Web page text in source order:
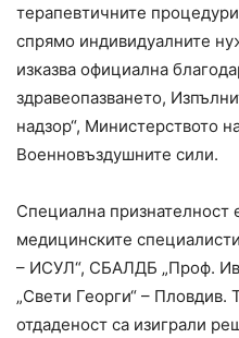
терапевтичните
спрямо индивидуалните
изказва официална
здравеопазването,
надзор“, Министерството
Военновъздушните сили.
Специална признателност
медицинските
– ИСУЛ“, СБАЛДБ „Проф.
„Свети Георги“ – Пловдив.
отдаденост са изиграли